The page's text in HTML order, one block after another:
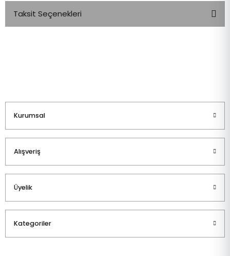
Taksit Seçenekleri
Kurumsal
Alışveriş
Üyelik
Kategoriler